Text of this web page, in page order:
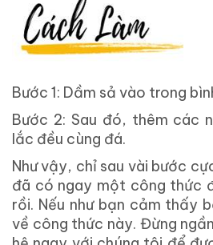
Bước 1: Dầm sả vào trong
Bước 2: Sau đó, thêm các
lắc đều cùng đá.
Như vậy, chỉ sau vài bước
đã có ngay một công thức
rồi. Nếu như bạn cảm thấy
về công thức này. Đừng